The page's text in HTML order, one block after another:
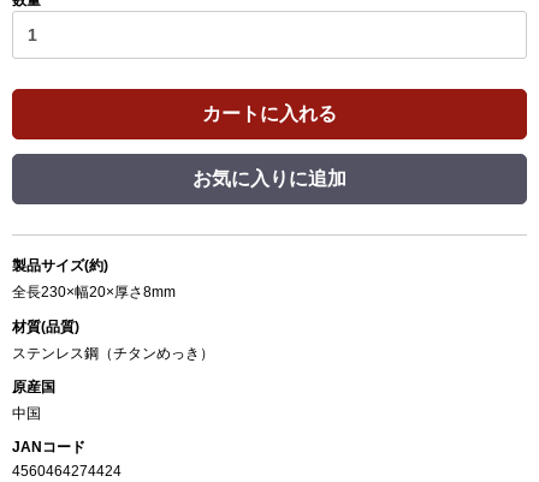
カートに入れる
お気に入りに追加
製品サイズ(約)
全長230×幅20×厚さ8mm
材質(品質)
ステンレス鋼（チタンめっき）
原産国
中国
JANコード
4560464274424